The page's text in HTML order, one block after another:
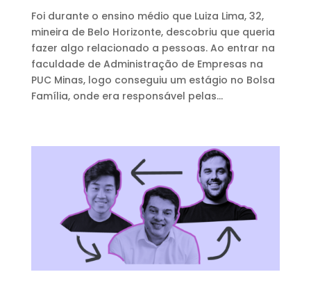
Foi durante o ensino médio que Luiza Lima, 32,
mineira de Belo Horizonte, descobriu que queria
fazer algo relacionado a pessoas. Ao entrar na
faculdade de Administração de Empresas na
PUC Minas, logo conseguiu um estágio no Bolsa
Família, onde era responsável pelas...